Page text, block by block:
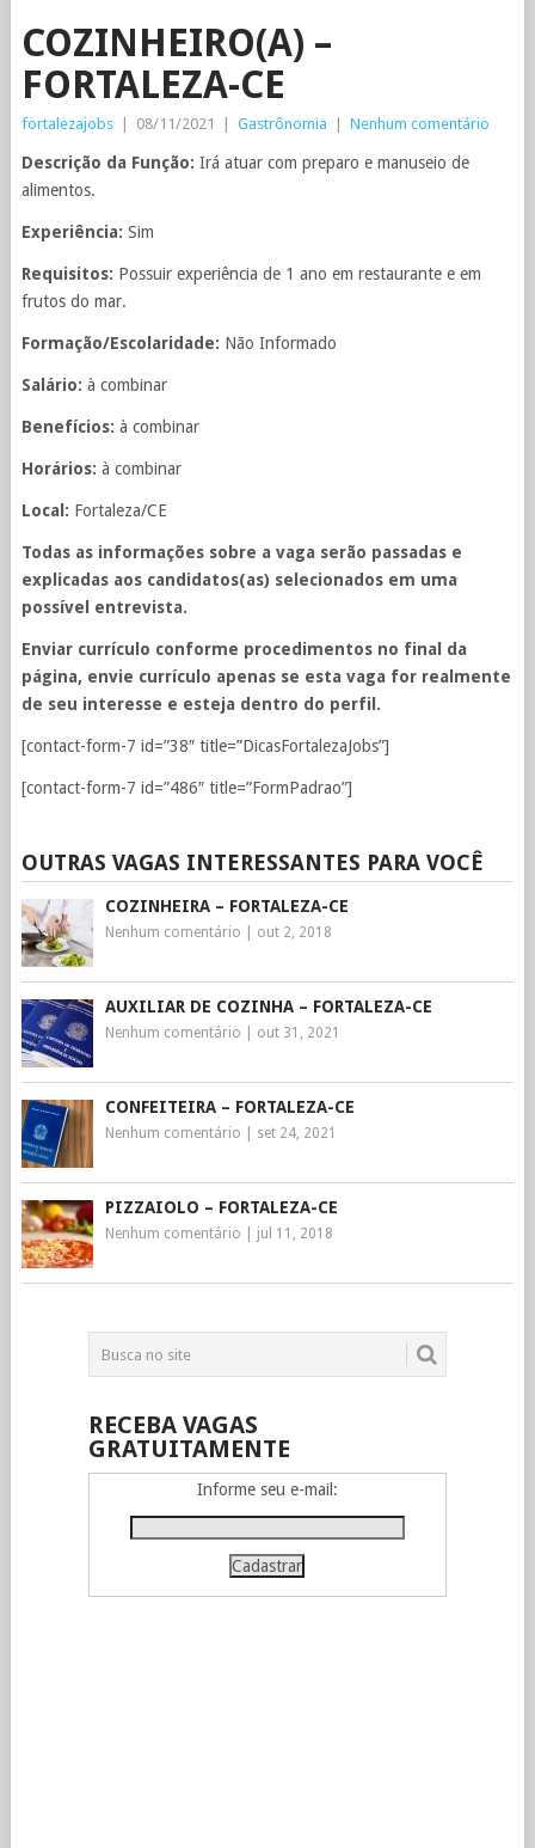
COZINHEIRO(A) –
FORTALEZA-CE
fortalezajobs 08/11/2021 Gastrônomia Nenhum comentário
Descrição da Função: Irá atuar com preparo e manuseio de
alimentos.
Experiência: Sim
Requisitos: Possuir experiência de 1 ano em restaurante e em
frutos do mar.
Formação/Escolaridade: Não Informado
Salário: à combinar
Benefícios: à combinar
Horários: à combinar
Local: Fortaleza/CE
Todas as informações sobre a vaga serão passadas e
explicadas aos candidatos(as) selecionados em uma
possível entrevista.
Enviar currículo conforme procedimentos no final da
página, envie currículo apenas se esta vaga for realmente
de seu interesse e esteja dentro do perfil.
[contact-form-7 id=”38″ title=”DicasFortalezaJobs”]
[contact-form-7 id=”486″ title=”FormPadrao”]
OUTRAS VAGAS INTERESSANTES PARA VOCÊ
COZINHEIRA – FORTALEZA-CE
Nenhum comentário out 2, 2018
AUXILIAR DE COZINHA – FORTALEZA-CE
Nenhum comentário out 31, 2021
CONFEITEIRA – FORTALEZA-CE
Nenhum comentário set 24, 2021
PIZZAIOLO – FORTALEZA-CE
Nenhum comentário jul 11, 2018
RECEBA VAGAS
GRATUITAMENTE
Informe seu e-mail: